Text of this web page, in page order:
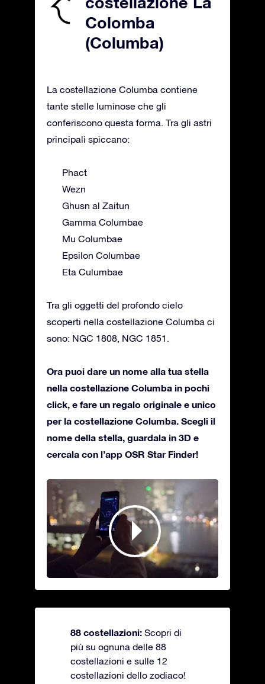
Colomba
(Columba)
La costellazione Columba contiene
tante stelle luminose che gli
conferiscono questa forma. Tra gli astri
principali spiccano:
Phact
Wezn
Ghusn al Zaitun
Gamma Columbae
Mu Columbae
Epsilon Columbae
Eta Culumbae
Tra gli oggetti del profondo cielo
scoperti nella costellazione Columba ci
sono: NGC 1808, NGC 1851.
Ora puoi dare un nome alla tua stella
nella costellazione Columba in pochi
click, e fare un regalo originale e unico
per la costellazione Columba. Scegli il
nome della stella, guardala in 3D e
cercala con l’app OSR Star Finder!
88 costellazioni: Scopri di
più su ognuna delle 88
costellazioni e sulle 12
costellazioni dello zodiaco!